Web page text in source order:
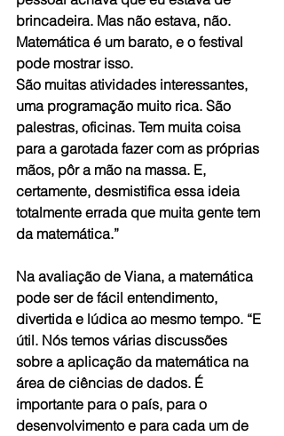
brincadeira. Mas não estava, não.
Matemática é um barato, e o festival
pode mostrar isso.
São muitas atividades interessantes,
uma programação muito rica. São
palestras, oficinas. Tem muita coisa
para a garotada fazer com as próprias
mãos, pôr a mão na massa. E,
certamente, desmistifica essa ideia
totalmente errada que muita gente tem
da matemática.”
Na avaliação de Viana, a matemática
pode ser de fácil entendimento,
divertida e lúdica ao mesmo tempo. “E
útil. Nós temos várias discussões
sobre a aplicação da matemática na
área de ciências de dados. É
importante para o país, para o
desenvolvimento e para cada um de